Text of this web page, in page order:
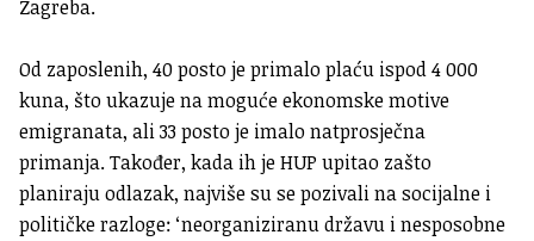
Zagreba.
Od zaposlenih, 40 posto je primalo plaću ispod 4 000
kuna, što ukazuje na moguće ekonomske motive
emigranata, ali 33 posto je imalo natprosječna
primanja. Također, kada ih je HUP upitao zašto
planiraju odlazak, najviše su se pozivali na socijalne i
političke razloge: ‘neorganiziranu državu i nesposobne